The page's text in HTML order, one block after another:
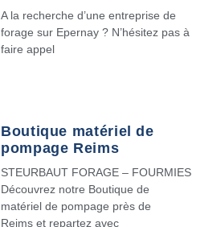
A la recherche d’une entreprise de
forage sur Epernay ? N’hésitez pas à
faire appel
Boutique matériel de
pompage Reims
STEURBAUT FORAGE – FOURMIES
Découvrez notre Boutique de
matériel de pompage près de
Reims et repartez avec